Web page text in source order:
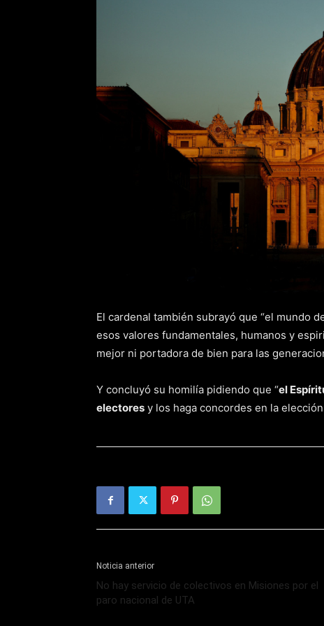
El cardenal también subrayó que “el mundo
esos valores fundamentales, humanos y
mejor ni portadora de bien para las
Y concluyó su homilía pidiendo que “el
electores y los haga concordes en la
Noticia anterior
No hay servicio de colectivos en Misiones por el
paro nacional de UTA